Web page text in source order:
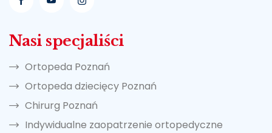
Nasi specjaliści
Ortopeda Poznań
Ortopeda dziecięcy Poznań
Chirurg Poznań
Indywidualne zaopatrzenie ortopedyczne